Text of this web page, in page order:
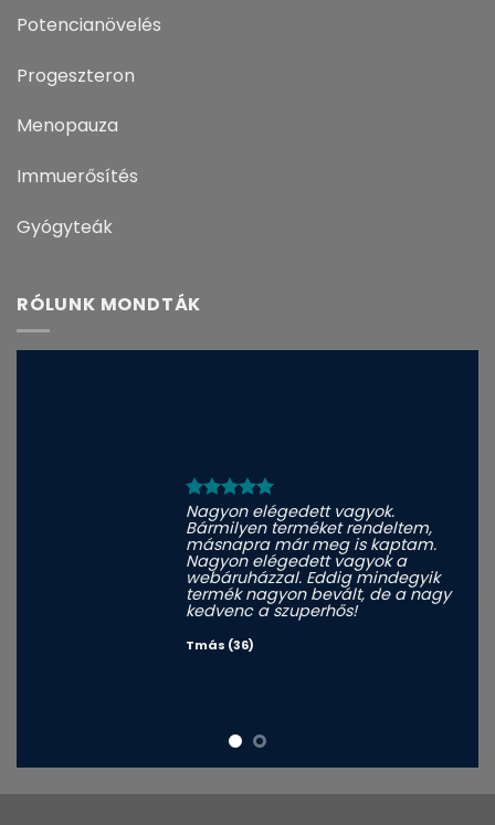
Potencianövelés
Progeszteron
Menopauza
Immuerősítés
Gyógyteák
RÓLUNK MONDTÁK
Nagyon elégedett vagyok.
Bármilyen terméket rendeltem,
másnapra már meg is kaptam.
Nagyon elégedett vagyok a
webáruházzal. Eddig mindegyik
termék nagyon bevált, de a nagy
kedvenc a szuperhős!
Tmás (36)